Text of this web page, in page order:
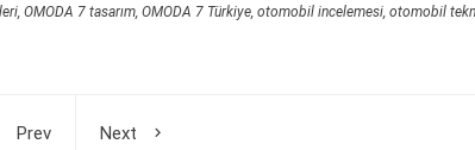
, OMODA 7 tasarım, OMODA 7 Türkiye, otomobil incelemesi, otomobil
Prev
Next